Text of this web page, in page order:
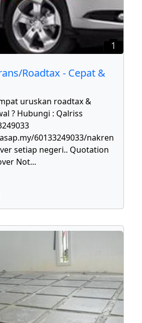
1
Roadtax - Cepat &
uruskan roadtax &
? Hubungi : Qalriss
60133249033/nakren
setiap negeri.. Quotation
Not...